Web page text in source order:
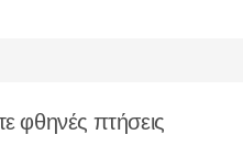
φθηνές πτήσεις